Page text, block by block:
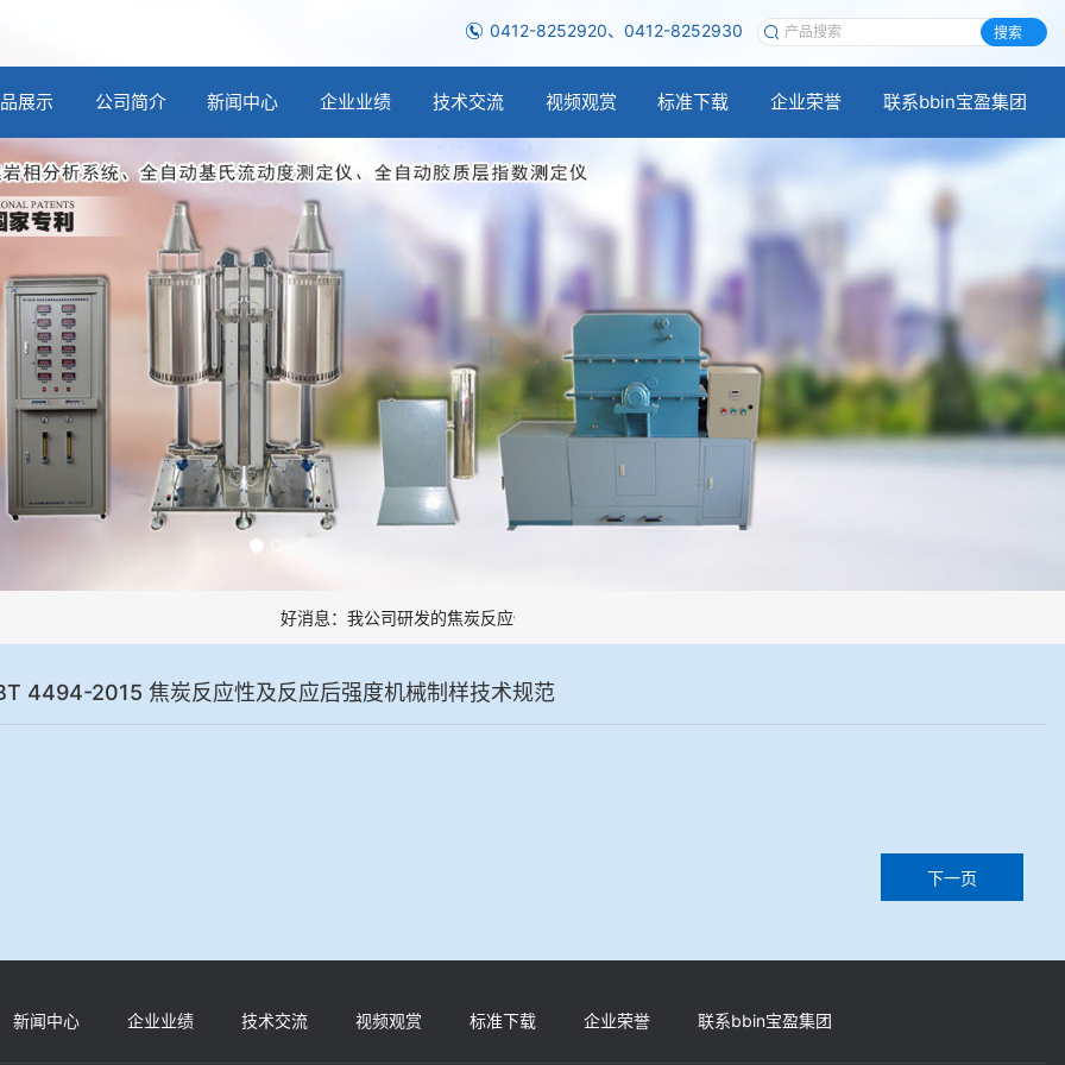
0412-8252920、0412-8252930 搜索
展示 公司简介 新闻中心 企业业绩 技术交流 视频观赏 标准下载 企业荣誉 联系bbin宝盈集团
好消息：我公司研发的焦炭反应性制样系统，全部制样过程机械化操作，没有人为误差，焦球形状与人工制
4494-2015 焦炭反应性及反应后强度机械制样技术规范
下一页
新闻中心 企业业绩 技术交流 视频观赏 标准下载 企业荣誉 联系bbin宝盈集团